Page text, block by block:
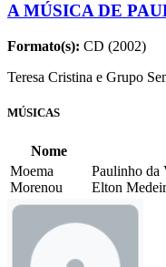
A MÚSICA DE
Formato(s): CD (2002)
Teresa Cristina e Grupo
MÚSICAS
Nome
Moema
Morenou
Paulinho da
Elton